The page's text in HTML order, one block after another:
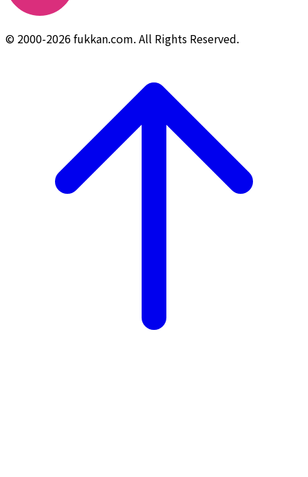
© 2000-2026 fukkan.com. All Rights Reserved.